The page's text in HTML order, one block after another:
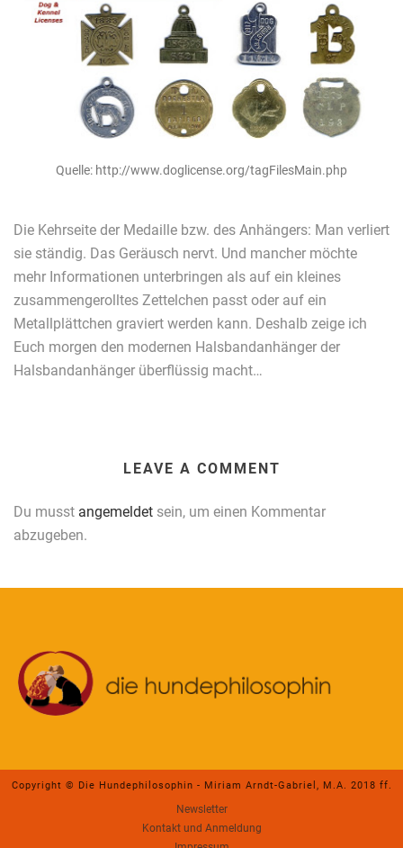
Quelle: http://www.doglicense.org/tagFilesMain.php
Die Kehrseite der Medaille bzw. des Anhängers: Man verliert
sie ständig. Das Geräusch nervt. Und mancher möchte
mehr Informationen unterbringen als auf ein kleines
zusammengerolltes Zettelchen passt oder auf ein
Metallplättchen graviert werden kann. Deshalb zeige ich
Euch morgen den modernen Halsbandanhänger der
Halsbandanhänger überflüssig macht…
LEAVE A COMMENT
Du musst angemeldet sein, um einen Kommentar
abzugeben.
Copyright © Die Hundephilosophin - Miriam Arndt-Gabriel, M.A. 2018 ff.
Newsletter
Kontakt und Anmeldung